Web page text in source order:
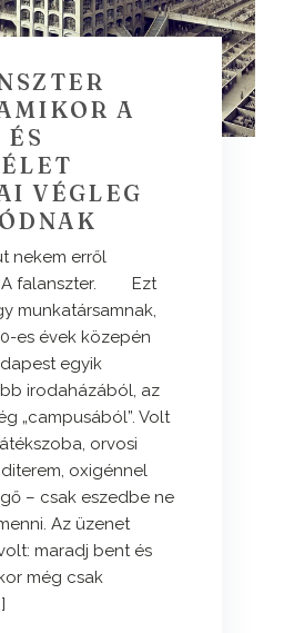
A
VÉGLEG
nekem erről
A falanszter. Ezt
munkatársamnak,
es évek közepén
egyik
irodaházából, az
„campusából”. Volt
orvosi
oxigénnel
– csak eszedbe ne
Az üzenet
maradj bent és
még csak